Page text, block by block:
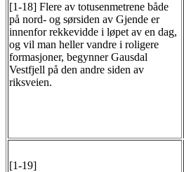
[1-18] Flere av totusenmetrene både
på nord- og sørsiden av Gjende er
innenfor rekkevidde i løpet av en dag,
og vil man heller vandre i roligere
formasjoner, begynner Gausdal
Vestfjell på den andre siden av
riksveien.
[1-19]